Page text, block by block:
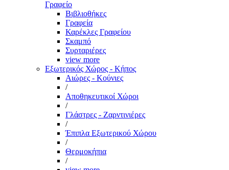
Γραφείο
Βιβλιοθήκες
Γραφεία
Καρέκλες Γραφείου
Σκαμπό
Συρταριέρες
view more
Εξωτερικός Χώρος - Κήπος
Αιώρες - Κούνιες
/
Αποθηκευτικοί Χώροι
/
Γλάστρες - Ζαρντινιέρες
/
Έπιπλα Εξωτερικού Χώρου
/
Θερμοκήπια
/